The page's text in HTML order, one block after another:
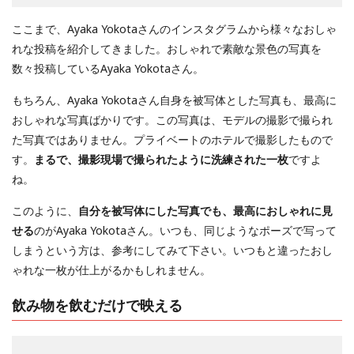
ここまで、Ayaka Yokotaさんのインスタグラムから様々なおしゃ
れな投稿を紹介してきました。おしゃれで素敵な景色の写真を
数々投稿しているAyaka Yokotaさん。
もちろん、Ayaka Yokotaさん自身を被写体とした写真も、最高に
おしゃれな写真ばかりです。この写真は、モデルの撮影で撮られ
た写真ではありません。プライベートのホテルで撮影したもので
す。 まるで、撮影現場で撮られたように洗練された一枚ですよ
ね。
このように、
自分を被写体にした写真でも、最高におしゃれに見
せるのがAyaka Yokotaさん。いつも、同じようなポーズで写って
しまうという方は、参考にしてみて下さい。いつもと違ったおし
ゃれな一枚が仕上がるかもしれません。
飲み物を飲むだけで映える